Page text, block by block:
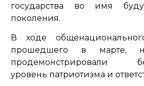
государства во имя
поколения.
В ходе
прошедшего в марте,
продемонстрировали
уровень патриотизма и